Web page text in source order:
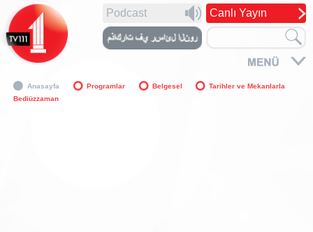
Canlı Yayın
Podcast
Anasayfa Programlar Belgesel
Tarihler ve Mekanlarla
Bediüzzaman